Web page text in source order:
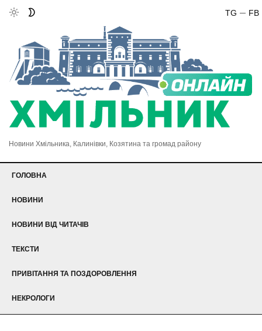
FB
TG
Новини Хмільника, Калинівки, Козятина та громад району
ГОЛОВНА
НОВИНИ
НОВИНИ ВІД ЧИТАЧІВ
ТЕКСТИ
ПРИВІТАННЯ ТА ПОЗДОРОВЛЕННЯ
НЕКРОЛОГИ